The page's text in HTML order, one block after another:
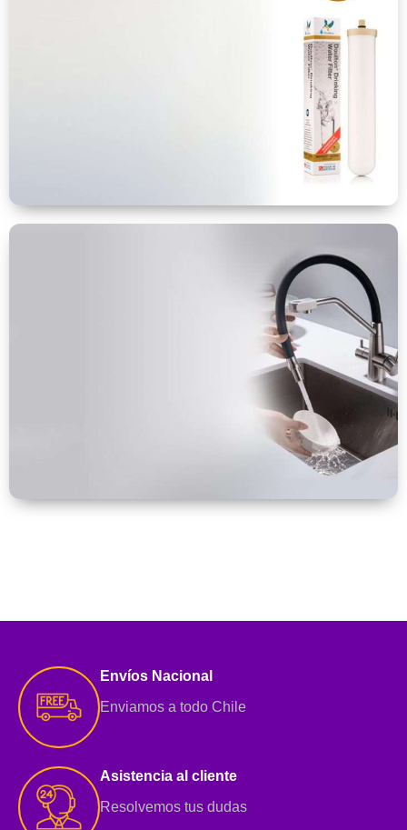
Envíos Nacional
Enviamos a todo Chile
Asistencia al cliente
Resolvemos tus dudas